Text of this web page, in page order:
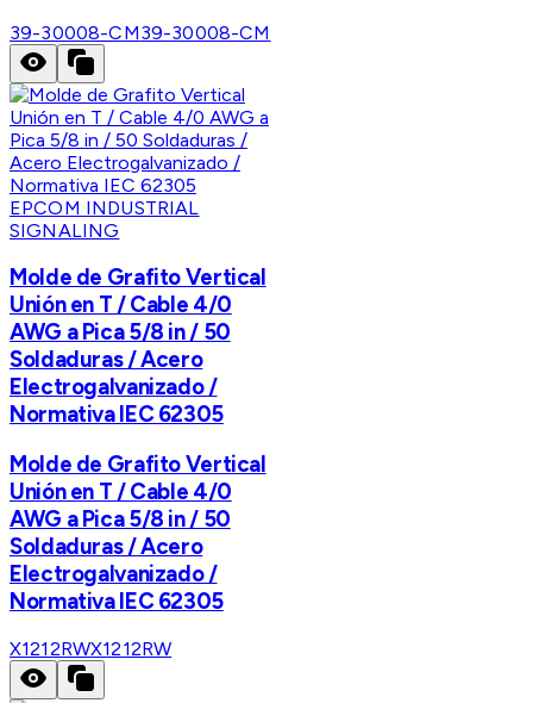
39-30008-CM39-30008-CM
EPCOM INDUSTRIAL
SIGNALING
Molde de Grafito Vertical
Unión en T / Cable 4/0
AWG a Pica 5/8 in / 50
Soldaduras / Acero
Electrogalvanizado /
Normativa IEC 62305
Molde de Grafito Vertical
Unión en T / Cable 4/0
AWG a Pica 5/8 in / 50
Soldaduras / Acero
Electrogalvanizado /
Normativa IEC 62305
X1212RWX1212RW